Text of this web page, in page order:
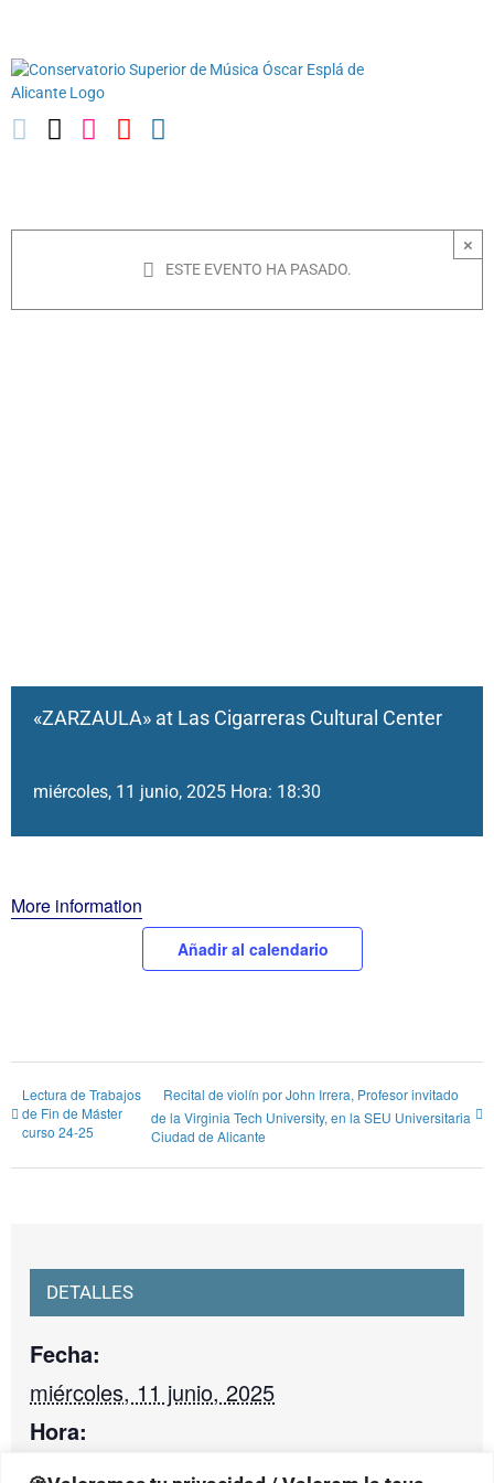
contenido
×
ESTE EVENTO HA PASADO.
«ZARZAULA» at Las Cigarreras Cultural Center
miércoles, 11 junio, 2025 Hora: 18:30
More information
Añadir al calendario
Lectura de Trabajos
de Fin de Máster
curso 24-25
Recital de violín por John Irrera, Profesor invitado
de la Virginia Tech University, en la SEU Universitaria
Ciudad de Alicante
DETALLES
Fecha:
miércoles, 11 junio, 2025
Hora:
18:30